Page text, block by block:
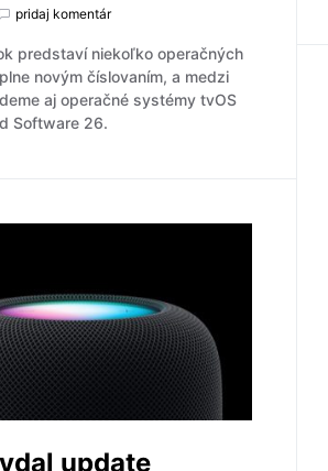
pridaj komentár
predstaví niekoľko operačných
novým číslovaním, a medzi
aj operačné systémy tvOS
Software 26.
update